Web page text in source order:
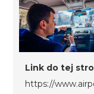
Link do tej
https://